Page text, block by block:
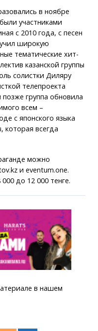
в ноябре
участниками
с 2010 года, с песен
широкую
тематические хит-
казанской группы
солистки Диляру
телепроекта
группа обновила
всем –
с японского языка
которая всегда
можно
и eventum.one.
до 12 000 тенге.
в нашем